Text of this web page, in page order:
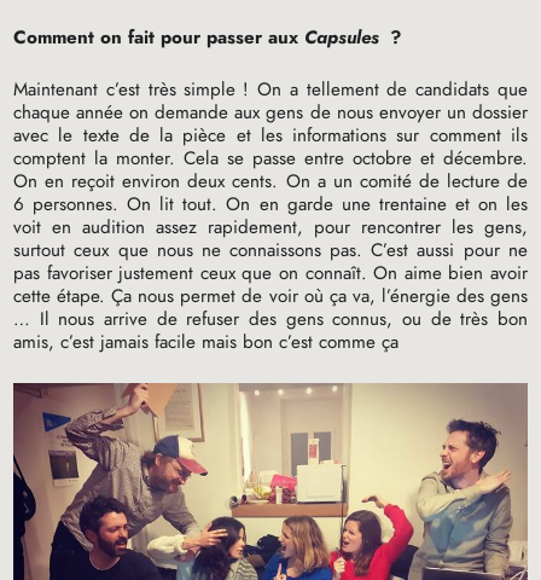
Comment on fait pour passer aux Capsules ?
Maintenant c’est très simple ! On a tellement de candidats que
chaque année on demande aux gens de nous envoyer un dossier
avec le texte de la pièce et les informations sur comment ils
comptent la monter. Cela se passe entre octobre et décembre.
On en reçoit environ deux cents. On a un comité de lecture de
6 personnes. On lit tout. On en garde une trentaine et on les
voit en audition assez rapidement, pour rencontrer les gens,
surtout ceux que nous ne connaissons pas. C’est aussi pour ne
pas favoriser justement ceux que on connaît. On aime bien avoir
cette étape. Ça nous permet de voir où ça va, l’énergie des gens
… Il nous arrive de refuser des gens connus, ou de très bon
amis, c’est jamais facile mais bon c’est comme ça